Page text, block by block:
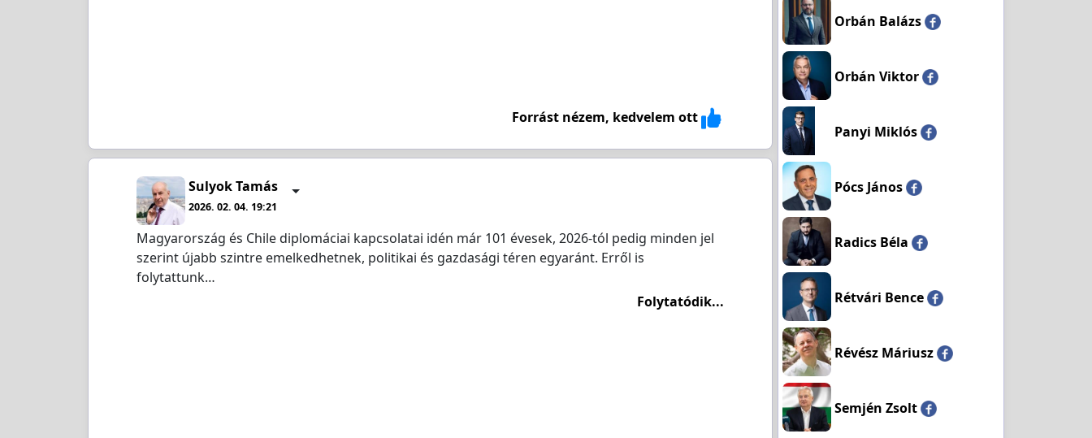
Forrást nézem, kedvelem ott
Sulyok Tamás
2026. 02. 04. 19:21
Magyarország és Chile diplomáciai kapcsolatai idén már 101 évesek, 2026-tól pedig minden jel
szerint újabb szintre emelkedhetnek, politikai és gazdasági téren egyaránt. Erről is
folytattunk…
Folytatódik...
Orbán Balázs
Orbán Viktor
Panyi Miklós
Pócs János
Radics Béla
Rétvári Bence
Révész Máriusz
Semjén Zsolt